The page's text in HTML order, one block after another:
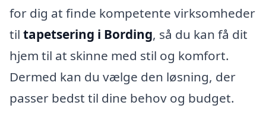
for dig at finde kompetente virksomheder
til tapetsering i Bording, så du kan få dit
hjem til at skinne med stil og komfort.
Dermed kan du vælge den løsning, der
passer bedst til dine behov og budget.